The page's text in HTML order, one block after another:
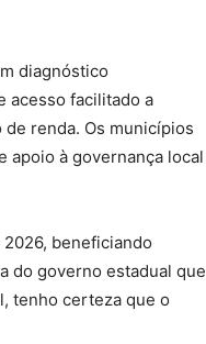
diagnóstico
acesso facilitado a
renda. Os municípios
apoio à governança local
beneficiando
do governo estadual que
tenho certeza que o